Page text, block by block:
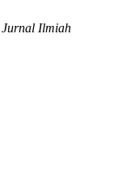
Jurnal Ilmiah